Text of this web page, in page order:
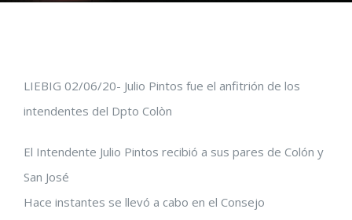
LIEBIG 02/06/20- Julio Pintos fue el anfitrión de los
intendentes del Dpto Colòn
El Intendente Julio Pintos recibió a sus pares de Colón y
San José
Hace instantes se llevó a cabo en el Consejo